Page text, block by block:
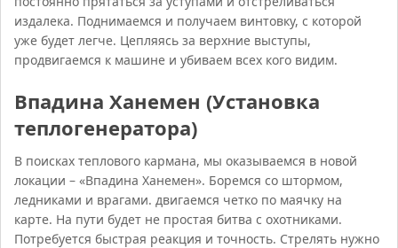
издалека. Поднимаемся и получаем винтовку, с которой
уже будет легче. Цепляясь за верхние выступы,
продвигаемся к машине и убиваем всех кого видим.
Впадина Ханемен (Установка
теплогенератора)
В поисках теплового кармана, мы оказываемся в новой
локации – «Впадина Ханемен». Боремся со штормом,
ледниками и врагами. двигаемся четко по маячку на
карте. На пути будет не простая битва с охотниками.
Потребуется быстрая реакция и точность. Стрелять нужно